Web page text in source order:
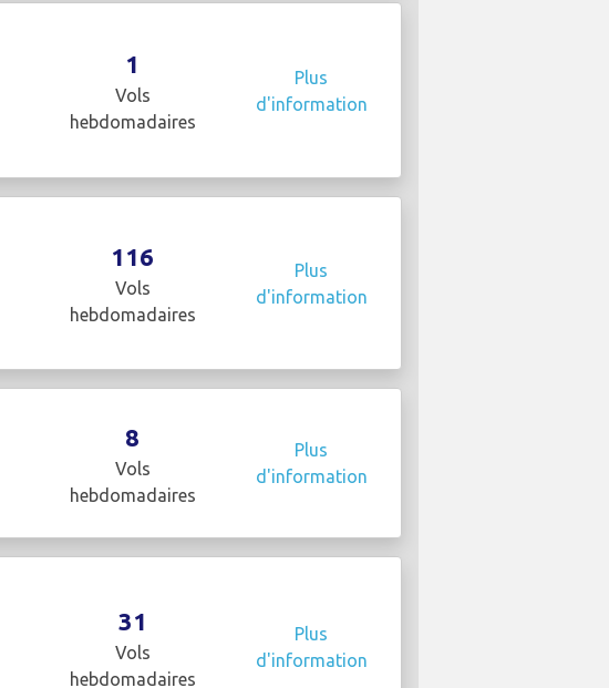
1
Vols
hebdomadaires
Plus
d'information
116
Vols
hebdomadaires
Plus
d'information
8
Vols
hebdomadaires
Plus
d'information
31
Vols
hebdomadaires
Plus
d'information